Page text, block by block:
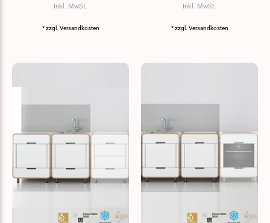
Inkl. MwSt.
* zzgl. Versandkosten
Inkl. MwSt.
* zzgl. Versandkosten